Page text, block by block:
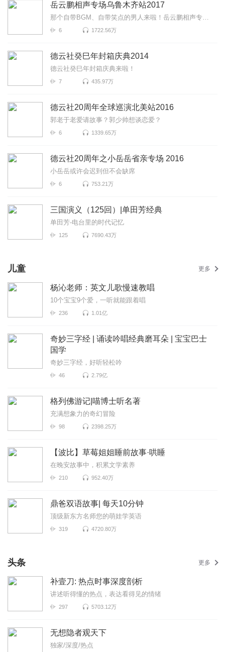
岳云鹏相声专场乌鲁木齐站2017
那个自带BGM、自带笑点的男人来啦！岳云鹏相声专场乌鲁木齐站2017爆笑来袭！更有《下象棋》《对春联》《...
6 1722.56万
德云社癸巳年封箱庆典2014
德云社癸巳年封箱庆典来啦！
7 435.97万
德云社20周年全球巡演北美站2016
郭老于老爱请故事？郭少帅想谈恋爱？
6 1339.65万
德云社20周年之小岳岳省亲专场 2016
小岳岳或许会迟到但不会缺席
6 753.21万
三国演义（125回）|单田芳经典
单田芳-电台里的时代记忆
125 7690.43万
儿童 更多
杨沁老师：英文儿歌慢速教唱
10个宝宝9个爱，一听就能跟着唱
236 1.01亿
奇妙三字经 | 诵读吟唱经典磨耳朵 | 宝宝巴士
国学
奇妙三字经，好听轻松吟
46 2.79亿
格列佛游记|喵博士听名著
充满想象力的奇幻冒险
98 2398.25万
【波比】草莓姐姐睡前故事·哄睡
在晚安故事中，积累文学素养
210 952.40万
鼎爸双语故事| 每天10分钟
顶级新东方名师您的萌娃学英语
319 4720.80万
头条 更多
补壹刀: 热点时事深度剖析
讲述听得懂的热点，表达看得见的情绪
297 5703.12万
无想隐者观天下
独家/深度/热点